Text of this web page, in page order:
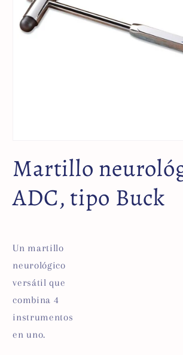
Martillo
ADC, tipo Buck
Un martillo
neurológico
versátil que
combina 4
instrumentos
en uno.